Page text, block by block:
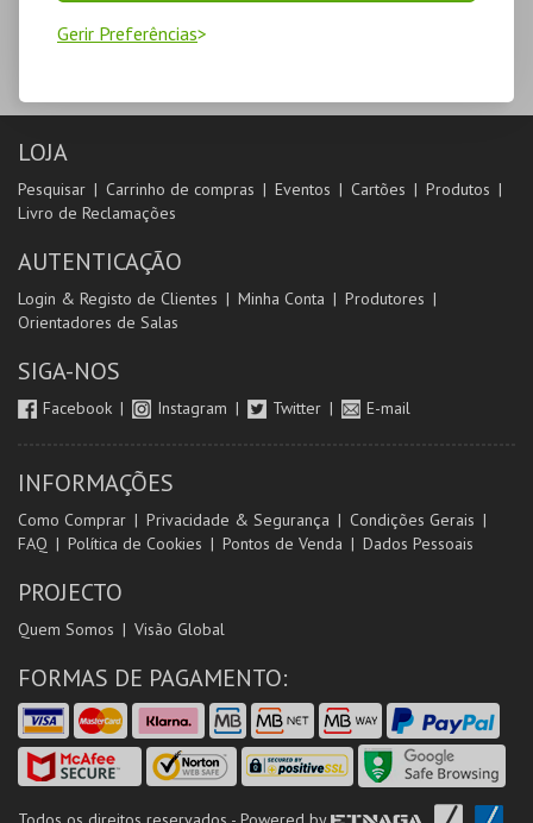
Gerir Preferências
LOJA
Pesquisar Carrinho de compras Eventos Cartões
Produtos
Livro de Reclamações
AUTENTICAÇÃO
Login & Registo de Clientes Minha Conta
Produtores
Orientadores de Salas
SIGA-NOS
Facebook Instagram Twitter E-mail
INFORMAÇÕES
Como Comprar Privacidade & Segurança
Condições Gerais
FAQ
Política de Cookies Pontos de Venda Dados Pessoais
PROJECTO
Quem Somos Visão Global
FORMAS DE PAGAMENTO: